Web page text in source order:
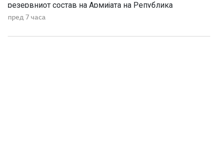
резервниот состав на Армијата на Република
Македонија. Нивното загинување остана запишано
македонска историја и траен потсетник на жртвата
пред 7 часа